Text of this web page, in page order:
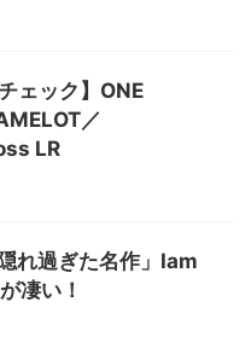
ェック】ONE
／
LR
れ過ぎた名作」Iam
凄い！